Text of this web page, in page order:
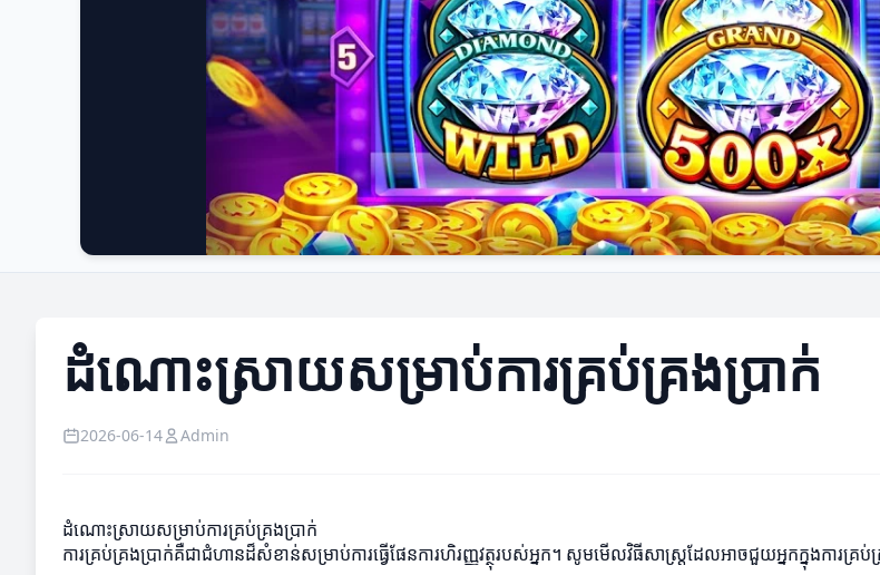
ដំណោះស្រាយសម្រាប់ការគ្រប់គ្រងប្រាក់
2026-06-14 Admin
ដំណោះស្រាយសម្រាប់ការគ្រប់គ្រងប្រាក់
ការគ្រប់គ្រងប្រាក់គឺជាជំហានដ៏សំខាន់សម្រាប់ការធ្វើផែនការហិរញ្ញវត្ថុរបស់អ្នក។ សូមមើលវិធីសាស្ត្រដែលអាចជួយអ្នកក្នុងការគ្រ